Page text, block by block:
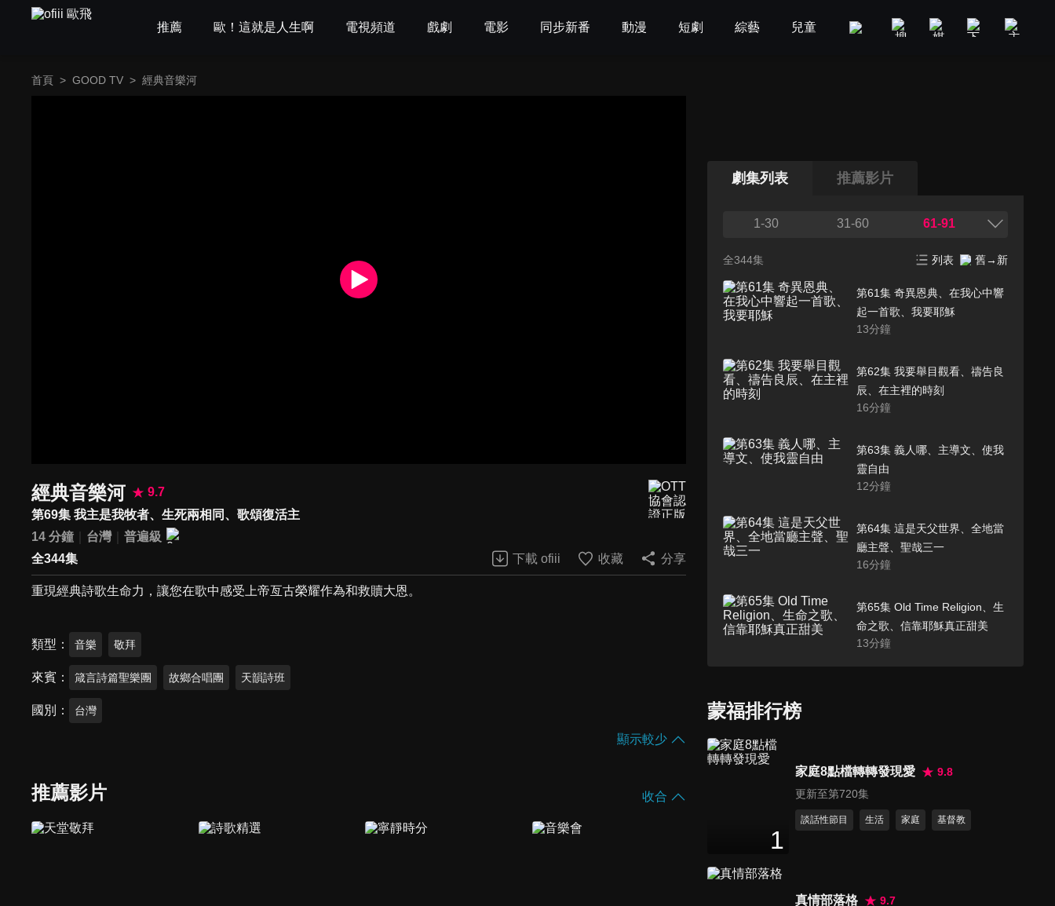
推薦 歐！這就是人生啊 電視頻道 戲劇 電影 同步新番 動漫 短劇 綜藝 兒童 GOOD TV 娛樂 美食旅遊
首頁 > GOOD TV > 經典音樂河
經典音樂河
9.7
第69集 我主是我牧者、生死兩相同、歌頌復活主
14 分鐘
台灣
普遍級
全344集
下載 ofiii 收藏 分享
重現經典詩歌生命力，讓您在歌中感受上帝亙古榮耀作為和救贖大恩。
類型 音樂 敬拜
來賓 箴言詩篇聖樂團 故鄉合唱團 天韻詩班
國別 台灣
顯示較少
推薦影片 收合
劇集列表 推薦影片
1-30 31-60 61-91
全344集 列表 舊→新
第61集 奇異恩典、在我心中響
起一首歌、我要耶穌
13分鐘
第62集 我要舉目觀看、禱告良
辰、在主裡的時刻
16分鐘
第63集 義人哪、主導文、使我
靈自由
12分鐘
第64集 這是天父世界、全地當
廳主聲、聖哉三一
16分鐘
第65集 Old Time Religion、生
命之歌、信靠耶穌真正甜美
13分鐘
第67集 有福的證據、愛的轉
變、愛的禮物
14
蒙福排行榜
1
家庭8點檔轉轉發現愛
9.8
更新至第720集
談話性節目 生活 家庭 基督教
真情部落格
9.7